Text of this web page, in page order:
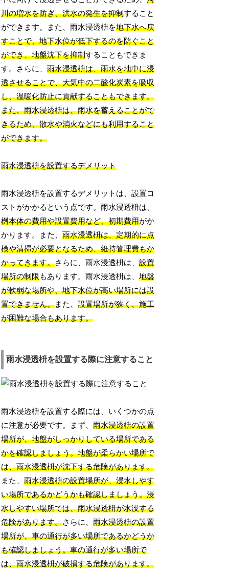
川の増水を防ぎ、洪水の発生を抑制すること
ができます。また、雨水浸透枡を地下水へ戻
すことで、地下水位が低下するのを防ぐこと
ができ、地盤沈下を抑制することもできま
す。さらに、雨水浸透枡は、雨水を地中に浸
透させることで、大気中の二酸化炭素を吸収
し、温暖化防止に貢献することもできます。
また、雨水浸透枡は、雨水を蓄えることがで
きるため、散水や消火などにも利用すること
ができます。
雨水浸透枡を設置するデメリット
雨水浸透枡を設置するデメリットは、設置コ
ストがかかるという点です。雨水浸透枡は、
桝本体の費用や設置費用など、初期費用がか
かります。また、雨水浸透枡は、定期的に点
検や清掃が必要となるため、維持管理費もか
かってきます。さらに、雨水浸透枡は、設置
場所の制限もあります。雨水浸透枡は、地盤
が軟弱な場所や、地下水位が高い場所には設
置できません。また、設置場所が狭く、施工
が困難な場合もあります。
雨水浸透枡を設置する際に注意すること
雨水浸透枡を設置する際には、いくつかの点
に注意が必要です。まず、雨水浸透枡の設置
場所が、地盤がしっかりしている場所である
かを確認しましょう。地盤が柔らかい場所で
は、雨水浸透枡が沈下する危険があります。
また、雨水浸透枡の設置場所が、浸水しやす
い場所であるかどうかも確認しましょう。浸
水しやすい場所では、雨水浸透枡が水没する
危険があります。さらに、雨水浸透枡の設置
場所が、車の通行が多い場所であるかどうか
も確認しましょう。車の通行が多い場所で
は、雨水浸透枡が破損する危険があります。